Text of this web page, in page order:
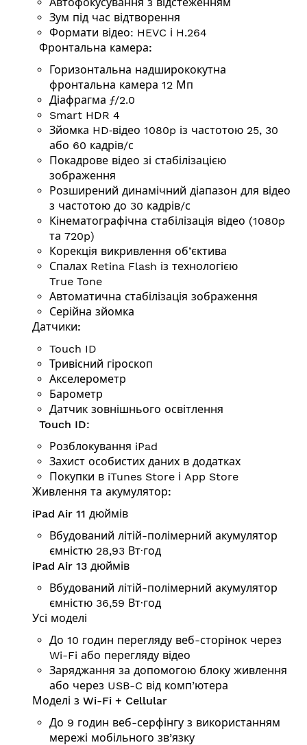
Зум під час відтворення
Формати відео: HEVC і H.264
Фронтальна камера:
Горизонтальна надширококутна
фронтальна камера 12 Мп
Діафрагма ƒ/2.0
Smart HDR 4
Зйомка HD‑відео 1080p із частотою 25, 30
або 60 кадрів/с
Покадрове відео зі стабілізацією
зображення
Розширений динамічний діапазон для відео
з частотою до 30 кадрів/с
Кінемато­графічна стабілізація відео (1080p
та 720p)
Корекція викривлення об’єктива
Спалах Retina Flash із технологією
True Tone
Автоматична стабілізація зображення
Серійна зйомка
Датчики:
Touch ID
Тривісний гіроскоп
Аксе­ле­ро­метр
Барометр
Датчик зовнішнього освітлення
Touch ID:
Розблокування iPad
Захист особистих даних в додатках
Покупки в iTunes Store і App Store
Живлення та акумулятор:
iPad Air 11 дюймів
Вбудований літій-полімерний акумулятор
ємністю 28,93 Вт·год
iPad Air 13 дюймів
Вбудований літій-полімерний акумулятор
ємністю 36,59 Вт·год
Усі моделі
До 10 годин перегляду веб-сторінок через
Wi-Fi або перегляду відео
Заряджання за допомогою блоку живлення
або через USB-C від комп’ютера
Моделі з Wi-Fi + Cellular
До 9 годин веб-серфінгу з використанням
мережі мобільного зв’язку